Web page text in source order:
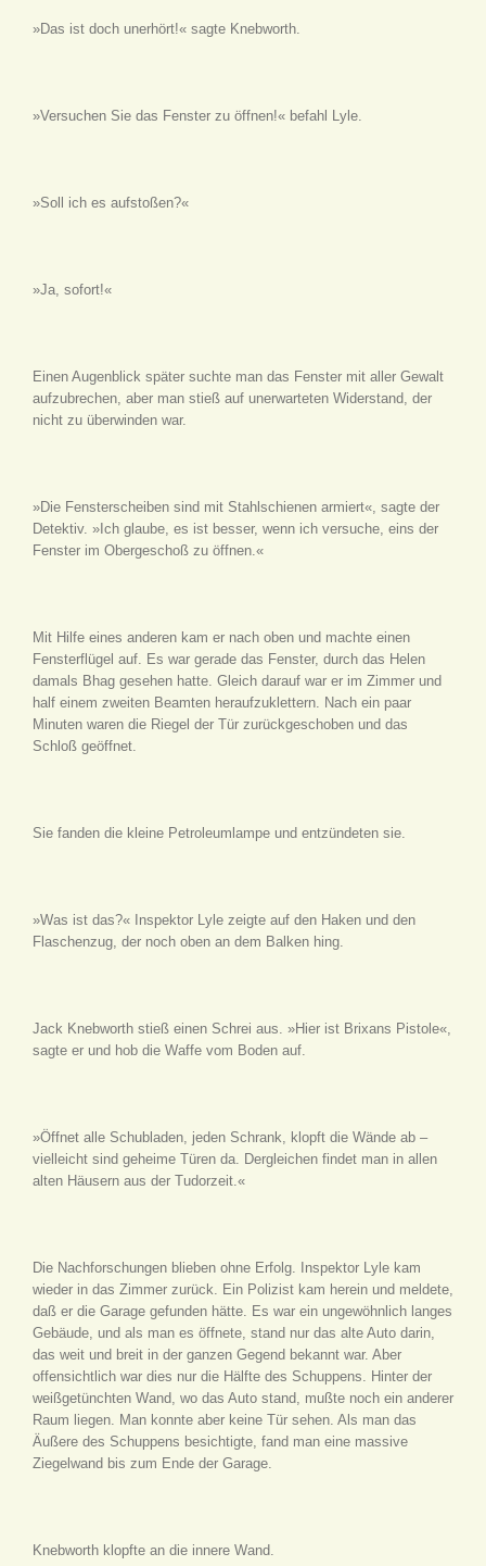
»Das ist doch unerhört!« sagte Knebworth.
»Versuchen Sie das Fenster zu öffnen!« befahl Lyle.
»Soll ich es aufstoßen?«
»Ja, sofort!«
Einen Augenblick später suchte man das Fenster mit aller Gewalt
aufzubrechen, aber man stieß auf unerwarteten Widerstand, der
nicht zu überwinden war.
»Die Fensterscheiben sind mit Stahlschienen armiert«, sagte der
Detektiv. »Ich glaube, es ist besser, wenn ich versuche, eins der
Fenster im Obergeschoß zu öffnen.«
Mit Hilfe eines anderen kam er nach oben und machte einen
Fensterflügel auf. Es war gerade das Fenster, durch das Helen
damals Bhag gesehen hatte. Gleich darauf war er im Zimmer und
half einem zweiten Beamten heraufzuklettern. Nach ein paar
Minuten waren die Riegel der Tür zurückgeschoben und das
Schloß geöffnet.
Sie fanden die kleine Petroleumlampe und entzündeten sie.
»Was ist das?« Inspektor Lyle zeigte auf den Haken und den
Flaschenzug, der noch oben an dem Balken hing.
Jack Knebworth stieß einen Schrei aus. »Hier ist Brixans Pistole«,
sagte er und hob die Waffe vom Boden auf.
»Öffnet alle Schubladen, jeden Schrank, klopft die Wände ab –
vielleicht sind geheime Türen da. Dergleichen findet man in allen
alten Häusern aus der Tudorzeit.«
Die Nachforschungen blieben ohne Erfolg. Inspektor Lyle kam
wieder in das Zimmer zurück. Ein Polizist kam herein und meldete,
daß er die Garage gefunden hätte. Es war ein ungewöhnlich langes
Gebäude, und als man es öffnete, stand nur das alte Auto darin,
das weit und breit in der ganzen Gegend bekannt war. Aber
offensichtlich war dies nur die Hälfte des Schuppens. Hinter der
weißgetünchten Wand, wo das Auto stand, mußte noch ein anderer
Raum liegen. Man konnte aber keine Tür sehen. Als man das
Äußere des Schuppens besichtigte, fand man eine massive
Ziegelwand bis zum Ende der Garage.
Knebworth klopfte an die innere Wand.